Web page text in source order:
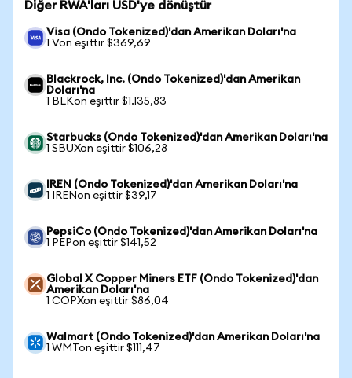
Diğer RWA'ları USD'ye dönüştür
Visa (Ondo Tokenized)'dan Amerikan Doları'na
1 Von eşittir $369,69
Blackrock, Inc. (Ondo Tokenized)'dan Amerikan
Doları'na
1 BLKon eşittir $1.135,83
Starbucks (Ondo Tokenized)'dan Amerikan Doları'na
1 SBUXon eşittir $106,28
IREN (Ondo Tokenized)'dan Amerikan Doları'na
1 IRENon eşittir $39,17
PepsiCo (Ondo Tokenized)'dan Amerikan Doları'na
1 PEPon eşittir $141,52
Global X Copper Miners ETF (Ondo Tokenized)'dan
Amerikan Doları'na
1 COPXon eşittir $86,04
Walmart (Ondo Tokenized)'dan Amerikan Doları'na
1 WMTon eşittir $111,47